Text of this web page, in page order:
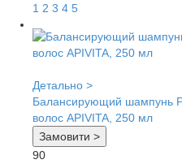
1 2 3 4 5
Детально >
Балансирующий шампунь
волос APIVITA, 250 мл
Замовити >
90